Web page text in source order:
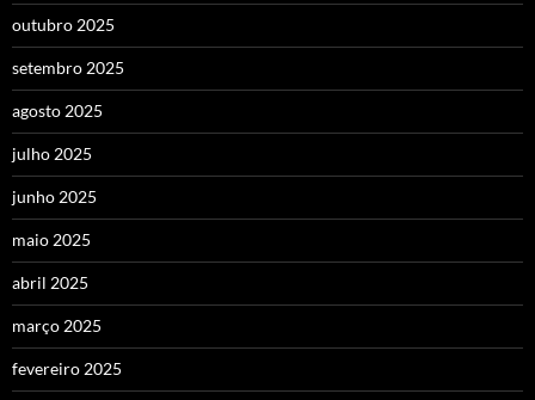
outubro 2025
setembro 2025
agosto 2025
julho 2025
junho 2025
maio 2025
abril 2025
março 2025
fevereiro 2025